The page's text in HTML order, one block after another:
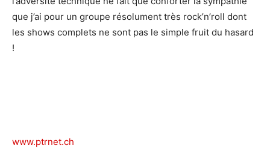
que j’ai pour un groupe résolument très rock’n’roll dont
les shows complets ne sont pas le simple fruit du hasard
!
www.ptrnet.ch